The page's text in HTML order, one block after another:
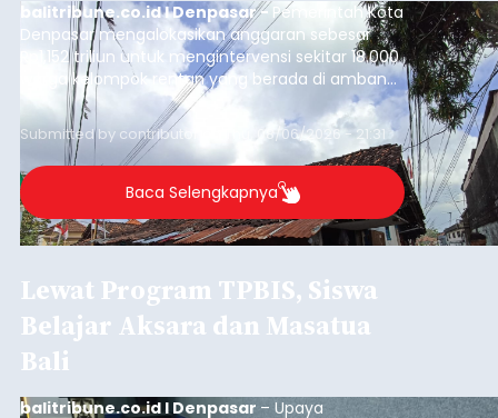
balitribune.co.id I Denpasar - Pemerintah Kota
Denpasar mengalokasikan anggaran sebesar
Rp1,152 triliun untuk mengintervensi sekitar 18.000
warga kelompok rentan yang berada di ambang
garis kemiskinan. Langkah strategis ini diambil
guna menjaga masyarakat yang berada pada
kelompok desil 5 dan 6 tersebut agar tidak
merosot ke kategori miskin.
Submitted by contributor Thu, 08/06/2026 - 21:31
Baca Selengkapnya
Lewat Program TPBIS, Siswa
Belajar Aksara dan Masatua
Bali
balitribune.co.id I Denpasar – Upaya